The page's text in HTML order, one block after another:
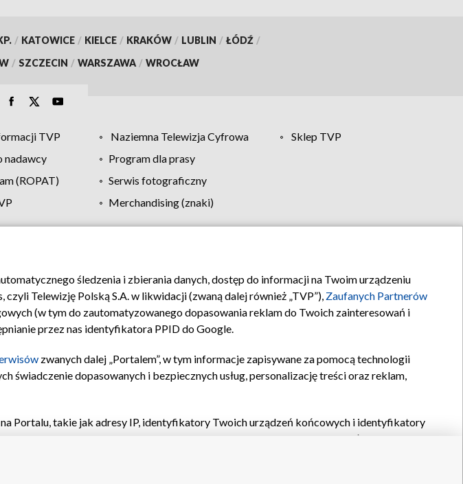
/ KATOWICE / KIELCE / KRAKÓW / LUBLIN / ŁÓDŹ /
/ SZCZECIN / WARSZAWA / WROCŁAW
TVP Naziemna Telewizja Cyfrowa
Sklep TVP
nadawcy
Program dla prasy
(ROPAT)
Serwis fotograficzny
Merchandising (znaki)
zgody Pomoc Biuro reklamy Kontakt
śledzenia i zbierania danych, dostęp do informacji na Twoim urządzeniu
Telewizję Polską S.A. w likwidacji (zwaną dalej również „TVP”), Zaufanych Partnerów
(w tym do zautomatyzowanego dopasowania reklam do Twoich zainteresowań i
przez nas identyfikatora PPID do Google.
zwanych dalej „Portalem”, w tym informacje zapisywane za pomocą technologii
dopasowanych i bezpiecznych usług, personalizację treści oraz reklam,
na Portalu, takie jak adresy IP, identyfikatory Twoich urządzeń końcowych i identyfikatory
oraz pozostałych
lub dostęp do nich, wyboru podstawowych reklam, wyboru spersonalizowanych
wyboru spersonalizowanych treści, pomiaru wydajności reklam, pomiaru wydajności